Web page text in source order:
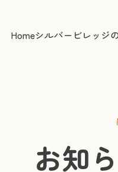
Homeシルバービレッジ
お知